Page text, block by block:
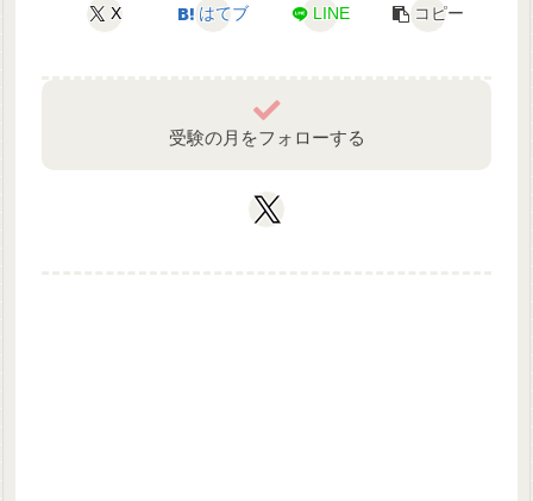
X はてブ LINE コピー
受験の月をフォローする